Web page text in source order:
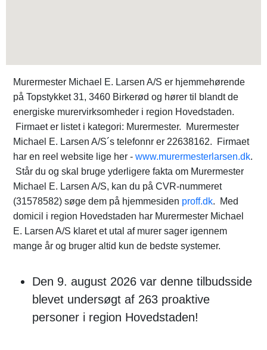
Murermester Michael E. Larsen A/S er hjemmehørende
på Topstykket 31, 3460 Birkerød og hører til blandt de
energiske murervirksomheder i region Hovedstaden.
Firmaet er listet i kategori: Murermester. Murermester
Michael E. Larsen A/S´s telefonnr er 22638162. Firmaet
har en reel website lige her - www.murermesterlarsen.dk.
Står du og skal bruge yderligere fakta om Murermester
Michael E. Larsen A/S, kan du på CVR-nummeret
(31578582) søge dem på hjemmesiden proff.dk. Med
domicil i region Hovedstaden har Murermester Michael
E. Larsen A/S klaret et utal af murer sager igennem
mange år og bruger altid kun de bedste systemer.
Den 9. august 2026 var denne tilbudsside
blevet undersøgt af 263 proaktive
personer i region Hovedstaden!